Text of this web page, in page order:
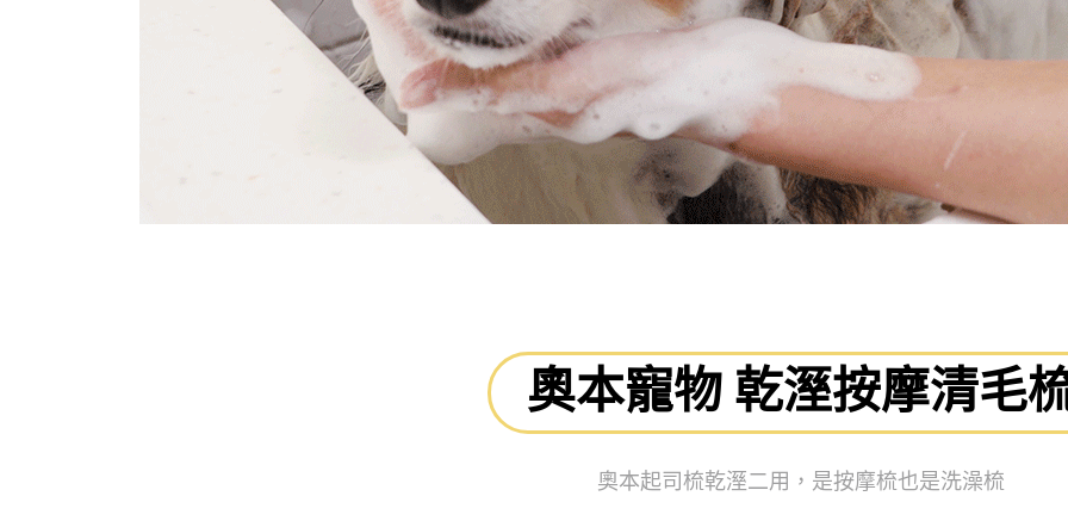
奧本寵物 乾溼按摩清毛
奧本起司梳乾溼二用，是按摩梳也是洗澡梳